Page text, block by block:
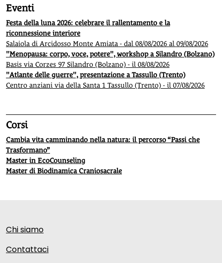
Eventi
Festa della luna 2026: celebrare il rallentamento e la
riconnessione interiore
Salaiola di Arcidosso Monte Amiata - dal 08/08/2026 al 09/08/2026
"Menopausa: corpo, voce, potere", workshop a Silandro (Bolzano)
Basis via Corzes 97 Silandro (Bolzano) - il 08/08/2026
"Atlante delle guerre", presentazione a Tassullo (Trento)
Centro anziani via della Santa 1 Tassullo (Trento) - il 07/08/2026
Corsi
Cambia vita camminando nella natura: il percorso “Passi che
Trasformano”
Master in EcoCounseling
Master di Biodinamica Craniosacrale
Chi siamo
Contattaci